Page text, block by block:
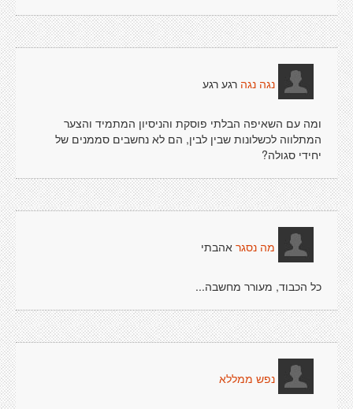
נגה נגה רגע רגע
ומה עם השאיפה הבלתי פוסקת והניסיון המתמיד והצער
המתלווה לכשלונות שבין לבין, הם לא נחשבים סממנים של
יחידי סגולה?
מה נסגר אהבתי
כל הכבוד, מעורר מחשבה...
נפש ממללא